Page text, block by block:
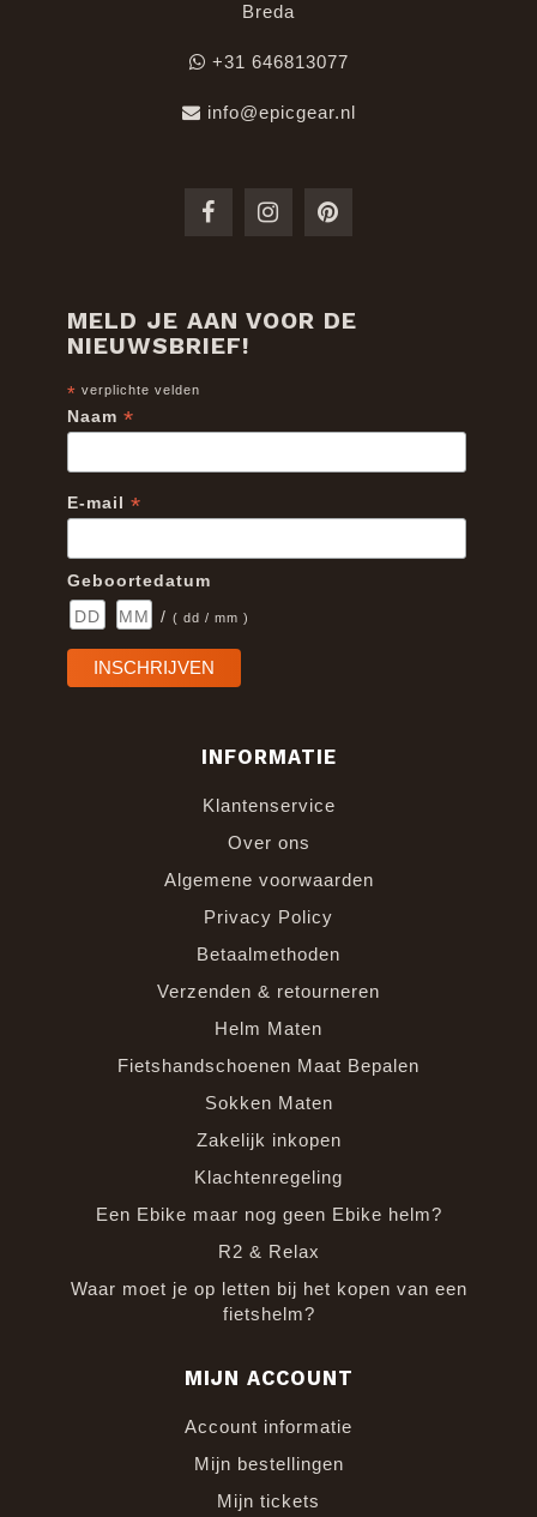
Breda
+31 646813077
info@epicgear.nl
MELD JE AAN VOOR DE
NIEUWSBRIEF!
* verplichte velden
Naam *
E-mail *
Geboortedatum
/ ( dd / mm )
INFORMATIE
Klantenservice
Over ons
Algemene voorwaarden
Privacy Policy
Betaalmethoden
Verzenden & retourneren
Helm Maten
Fietshandschoenen Maat Bepalen
Sokken Maten
Zakelijk inkopen
Klachtenregeling
Een Ebike maar nog geen Ebike helm?
R2 & Relax
Waar moet je op letten bij het kopen van een
fietshelm?
MIJN ACCOUNT
Account informatie
Mijn bestellingen
Mijn tickets